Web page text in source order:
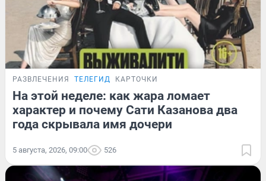
РАЗВЛЕЧЕНИЯ ТЕЛЕГИД КАРТОЧКИ
На этой неделе: как жара ломает
характер и почему Сати Казанова два
года скрывала имя дочери
5 августа, 2026, 09:00 526